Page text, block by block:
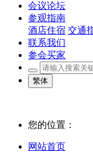
会议论坛
参观指南
酒店住宿 交通
联系我们
参会买家
繁体
您的位置：
网站首页